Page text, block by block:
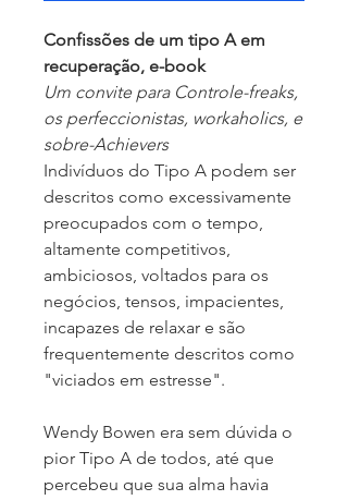
Confissões de um tipo A em
recuperação, e-book
Um convite para Controle-freaks,
os perfeccionistas, workaholics, e
sobre-Achievers
Indivíduos do Tipo A podem ser
descritos como excessivamente
preocupados com o tempo,
altamente competitivos,
ambiciosos, voltados para os
negócios, tensos, impacientes,
incapazes de relaxar e são
frequentemente descritos como
"viciados em estresse".
Wendy Bowen era sem dúvida o
pior Tipo A de todos, até que
percebeu que sua alma havia